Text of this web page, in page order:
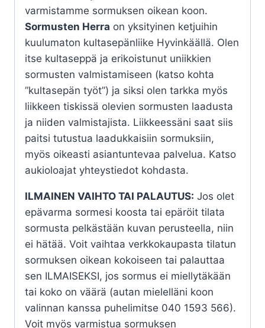
varmistamme sormuksen oikean koon.
Sormusten Herra on yksityinen ketjuihin
kuulumaton kultasepänliike Hyvinkäällä. Olen
itse kultaseppä ja erikoistunut uniikkien
sormusten valmistamiseen (katso kohta
”kultasepän työt”) ja siksi olen tarkka myös
liikkeen tiskissä olevien sormusten laadusta
ja niiden valmistajista. Liikkeessäni saat siis
paitsi tutustua laadukkaisiin sormuksiin,
myös oikeasti asiantuntevaa palvelua. Katso
aukioloajat yhteystiedot kohdasta.
ILMAINEN VAIHTO TAI PALAUTUS: Jos olet
epävarma sormesi koosta tai epäröit tilata
sormusta pelkästään kuvan perusteella, niin
ei hätää. Voit vaihtaa verkkokaupasta tilatun
sormuksen oikean kokoiseen tai palauttaa
sen ILMAISEKSI, jos sormus ei miellytäkään
tai koko on väärä (autan mielelläni koon
valinnan kanssa puhelimitse 040 1593 566).
Voit myös varmistua sormuksen